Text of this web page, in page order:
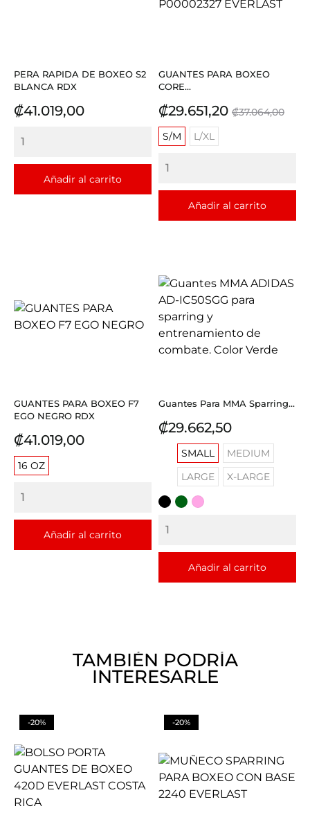
PERA RAPIDA DE BOXEO S2
BLANCA RDX
Precio
₡41.019,00
Añadir al carrito
GUANTES PARA BOXEO
CORE...
Precio
₡29.651,20 Precio
₡37.064,00
S/M
L/XL
Añadir al carrito
GUANTES PARA BOXEO F7
EGO NEGRO RDX
Precio
₡41.019,00
16 OZ
Añadir al carrito
Guantes Para MMA Sparring...
Precio
₡29.662,50
SMALL
MEDIUM
LARGE
X-LARGE
NEGRO
VERDEROSADO
Añadir al carrito
TAMBIÉN PODRÍA
INTERESARLE
-20% -20%